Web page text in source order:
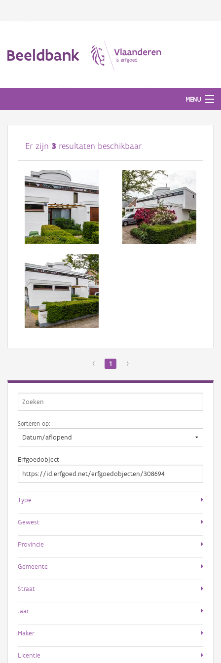
Beeldbank
MENU
Afbeeldingen
#BeeldIndeKijker
Hergebruik
Over ons
Er zijn 3 resultaten beschikbaar.
‹ 1 ›
Sorteren op:
Erfgoedobject
Type
Gewest
Provincie
Gemeente
Straat
Jaar
Maker
Licentie